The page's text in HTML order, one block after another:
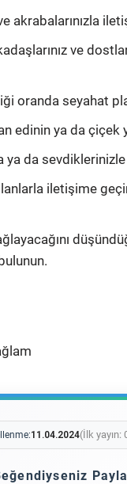
akrabalarınızla
ve
oranda seyahat
edinin ya da çiçek
ya da
iletişime
11.04.2024(İlk yayın: